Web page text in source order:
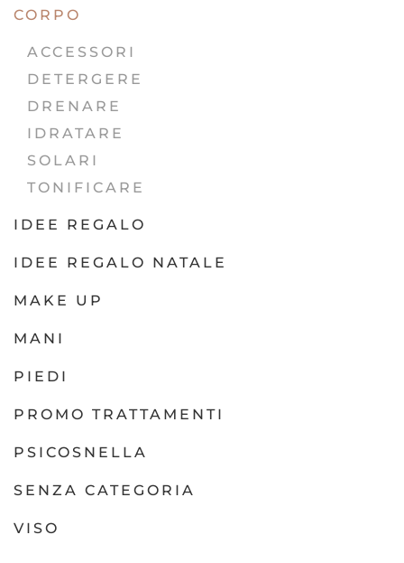
CORPO
ACCESSORI
DETERGERE
DRENARE
IDRATARE
SOLARI
TONIFICARE
IDEE REGALO
IDEE REGALO NATALE
MAKE UP
MANI
PIEDI
PROMO TRATTAMENTI
PSICOSNELLA
SENZA CATEGORIA
VISO